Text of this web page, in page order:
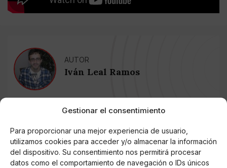
Gestionar el consentimiento
Para proporcionar una mejor experiencia de usuario,
utilizamos cookies para acceder y/o almacenar la información
del dispositivo. Su consentimiento nos permitirá procesar
datos como el comportamiento de navegación o IDs únicos
AUTOR
Iván Leal Ramos
Noticias relacionadas
Mejores Cripto Casinos Online en
Colombia 2025: Bitcoin Casinos